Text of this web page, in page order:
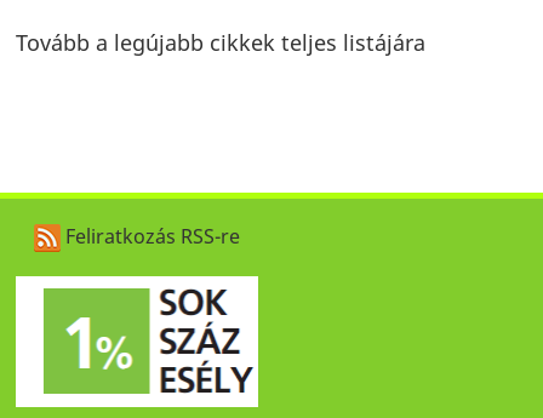
Tovább a legújabb cikkek teljes listájára
Feliratkozás RSS-re